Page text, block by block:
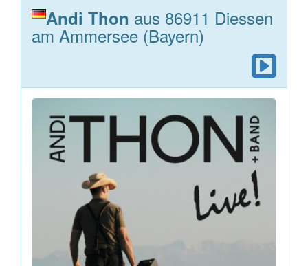
Andi Thon aus 86911 Diessen
am Ammersee (Bayern)